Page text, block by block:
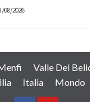
08/2026
Valle Del
Italia Mondo